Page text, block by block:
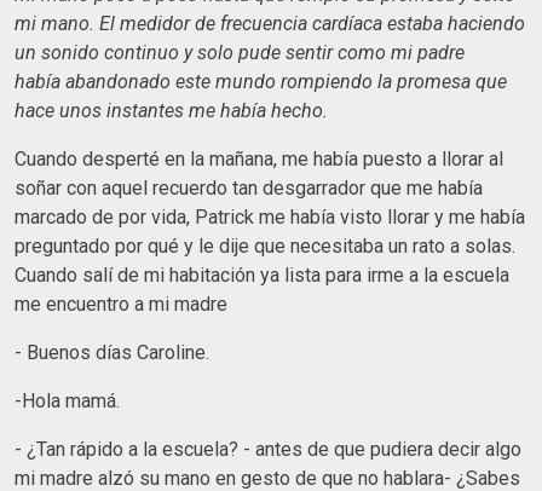
mi mano. El medidor de frecuencia cardíaca estaba haciendo
un sonido continuo y solo pude sentir como mi padre
había abandonado este mundo rompiendo la promesa que
hace unos instantes me había hecho.
Cuando desperté en la mañana, me había puesto a llorar al
soñar con aquel recuerdo tan desgarrador que me había
marcado de por vida, Patrick me había visto llorar y me había
preguntado por qué y le dije que necesitaba un rato a solas.
Cuando salí de mi habitación ya lista para irme a la escuela
me encuentro a mi madre
- Buenos días Caroline.
-Hola mamá.
- ¿Tan rápido a la escuela? - antes de que pudiera decir algo
mi madre alzó su mano en gesto de que no hablara- ¿Sabes